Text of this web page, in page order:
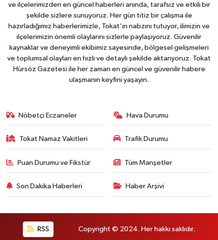
ve ilçelerimizden en güncel haberleri anında, tarafsız ve etkili bir
şekilde sizlere sunuyoruz. Her gün titiz bir çalışma ile
hazırladığımız haberlerimizle, Tokat'ın nabzını tutuyor, ilimizin ve
ilçelerimizin önemli olaylarını sizlerle paylaşıyoruz. Güvenilir
kaynaklar ve deneyimli ekibimiz sayesinde, bölgesel gelişmeleri
ve toplumsal olayları en hızlı ve detaylı şekilde aktarıyoruz. Tokat
Hürsöz Gazetesi ile her zaman en güncel ve güvenilir habere
ulaşmanın keyfini yaşayın.
Nöbetçi Eczaneler Hava Durumu
Tokat Namaz Vakitleri Trafik Durumu
Puan Durumu ve Fikstür Tüm Manşetler
Son Dakika Haberleri Haber Arşivi
RSS Copyright © 2024. Her hakkı saklıdır.